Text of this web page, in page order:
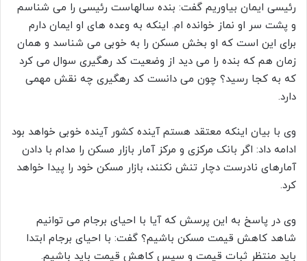
رئیسی ایمان بیاوریم گفت: بنده سالهاست رئیسی را می شناسم
و پشت سر او نماز خوانده ام. اینکه به وعده های او ایمان دارم
برای این است که او بخش مسکن را به خوبی می شناسد و همان
زمان هم که بنده را می دید از وضعیت کد رهگیری سوال می کرد
که به کجا رسید؟ چون می دانست کد رهگیری چه نقش مهمی
دارد.
وی با بیان اینکه معتقد هستم آینده کشور آینده خوبی خواهد بود
ادامه داد: اگر بانک مرکزی و مرکز آمار بازار مسکن را مدام با دادن
آمارهای نادرست دچار تنش نکنند، بازار مسکن خود را پیدا خواهد
کرد.
وی در پاسخ به این پرسش که آیا با احیای برجام می توانیم
شاهد کاهش قیمت مسکن باشیم؟ گفت: با احیای برجام ابتدا
باید منتظر ثبات قیمت و سپس کاهش قیمت باید باشیم.